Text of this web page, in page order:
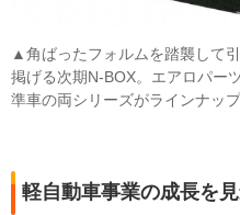
▲角ばったフォルムを踏襲して
掲げる次期N-BOX。エアロパー
準車の両シリーズがラインナッ
軽自動車事業の成長を